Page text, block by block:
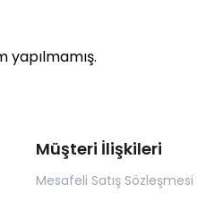
yapılmamış.
Müşteri İlişkileri
Mesafeli Satış Sözleşmesi